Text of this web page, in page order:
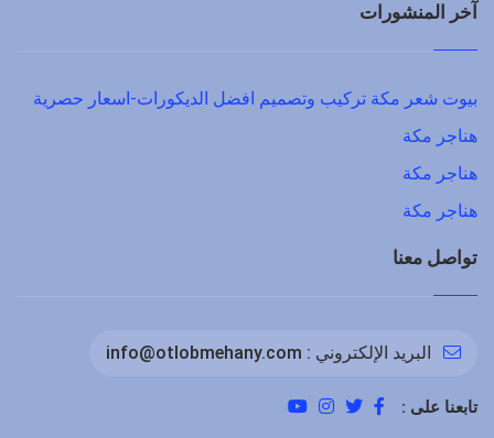
آخر المنشورات
بيوت شعر مكة تركيب وتصميم افضل الديكورات-اسعار حصرية
هناجر مكة
هناجر مكة
هناجر مكة
تواصل معنا
البريد الإلكتروني : info@otlobmehany.com
تابعنا على :